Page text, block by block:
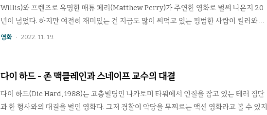
Willis)와 프렌즈로 유명한 매튜 페리(Matthew Perry)가 주연한 영화로 벌써 나온지 20
년이 넘었다. 하지만 여전히 재미있는 건 지금도 많이 써먹고 있는 평범한 사람이 킬러와 친
구되기의 원조 작품으로 인정받기 때문. 캐나다에 사는 치과의사 오즈(매튜 페리)는 장인이
러인 지미 더 튤립 투데스키(브루스 윌리스)였다. 오즈는 지미와 친해지고 우정을 느낄 정도
영화 2022. 11. 19.
다이 하드 - 존 맥클레인과 스네이프 교수의 대결
다이 하드(Die Hard, 1988)는 고층빌딩인 나카토미 타워에서 인질을 잡고 있는 테러 집단
과 한 형사와의 대결을 벌인 영화다. 그저 경찰이 악당을 무찌르는 액션 영화라고 볼 수 있지